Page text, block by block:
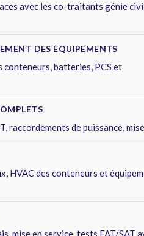
avec les co-traitants génie
DES ÉQUIPEMENTS
conteneurs, batteries, PCS et
raccordements de puissance,
HVAC des conteneurs et
mise en service, tests FAT/SAT